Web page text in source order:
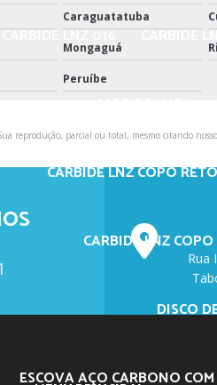
CARBIDE LNZ 016 CARBIDE
CARBIDE LNZ COPO
CARBIDE LNZ
DISCO
ESCOVA AÇO CARBONO
Caraguatatuba
Mongaguá
Peruíbe
reprodução, parcial ou total, mesmo citando
Rua